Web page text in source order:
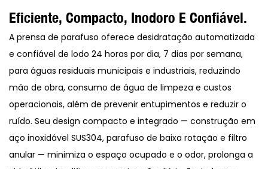
Eficiente, Compacto, Inodoro E Confiável.
A prensa de parafuso oferece desidratação automatizada
e confiável de lodo 24 horas por dia, 7 dias por semana,
para águas residuais municipais e industriais, reduzindo
mão de obra, consumo de água de limpeza e custos
operacionais, além de prevenir entupimentos e reduzir o
ruído. Seu design compacto e integrado — construção em
aço inoxidável SUS304, parafuso de baixa rotação e filtro
anular — minimiza o espaço ocupado e o odor, prolonga a